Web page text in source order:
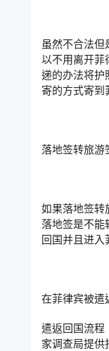
虽然不合法
以不用离开菲
递的办法将护
寄的方式寄到
落地签转旅游
如果落地签转
落地签是不能
回国并且进入
在菲律宾被遣
遣返回国流程
家调查局提供